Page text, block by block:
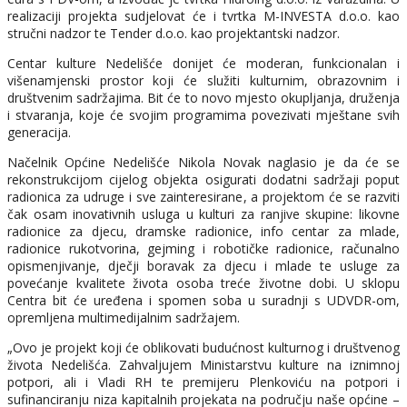
realizaciji projekta sudjelovat će i tvrtka M-INVESTA d.o.o. kao
stručni nadzor te Tender d.o.o. kao projektantski nadzor.
Centar kulture Nedelišće donijet će moderan, funkcionalan i
višenamjenski prostor koji će služiti kulturnim, obrazovnim i
društvenim sadržajima. Bit će to novo mjesto okupljanja, druženja
i stvaranja, koje će svojim programima povezivati mještane svih
generacija.
Načelnik Općine Nedelišće Nikola Novak naglasio je da će se
rekonstrukcijom cijelog objekta osigurati dodatni sadržaji poput
radionica za udruge i sve zainteresirane, a projektom će se razviti
čak osam inovativnih usluga u kulturi za ranjive skupine: likovne
radionice za djecu, dramske radionice, info centar za mlade,
radionice rukotvorina, gejming i robotičke radionice, računalno
opismenjivanje, dječji boravak za djecu i mlade te usluge za
povećanje kvalitete života osoba treće životne dobi. U sklopu
Centra bit će uređena i spomen soba u suradnji s UDVDR-om,
opremljena multimedijalnim sadržajem.
„Ovo je projekt koji će oblikovati budućnost kulturnog i društvenog
života Nedelišća. Zahvaljujem Ministarstvu kulture na iznimnoj
potpori, ali i Vladi RH te premijeru Plenkoviću na potpori i
sufinanciranju niza kapitalnih projekata na području naše općine –